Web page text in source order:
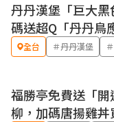
優惠
丹丹漢堡「巨大
碼送超Q「丹丹鳥
全台 ＃丹丹漢堡
優惠
福勝亭免費送「
柳，加碼唐揚雞丼